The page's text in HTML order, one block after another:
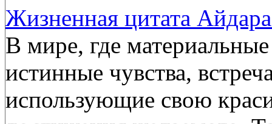
Жизненная цитата
В мире, где
истинные чувства,
использующие свою